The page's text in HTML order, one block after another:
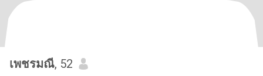
เพชรมณี, 52